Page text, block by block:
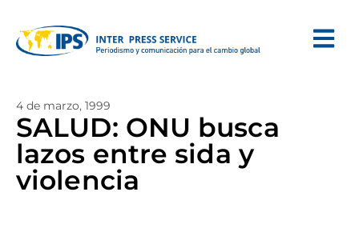
4 de marzo, 1999
SALUD: ONU busca
lazos entre sida y
violencia